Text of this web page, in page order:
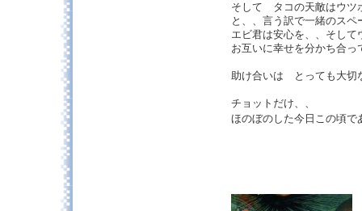
そして タコの天敵はウツ
と、、言う訳で一緒のスペ
エビ君は安心を、、そして
お互いに幸せを分かち合っ
助け合いは とっても大切
チョットだけ、、
ほのぼのした今日この頃